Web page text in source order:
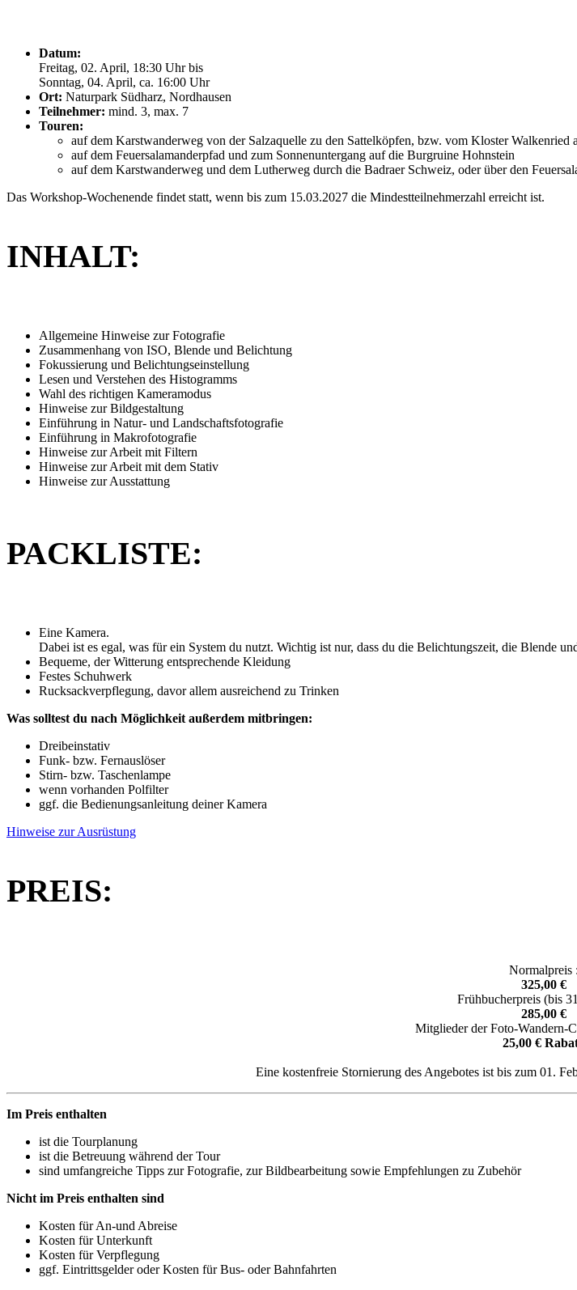
Datum:
Freitag, 02. April, 18:30 Uhr bis
Sonntag, 04. April, ca. 16:00 Uhr
Ort: Naturpark Südharz, Nordhausen
Teilnehmer: mind. 3, max. 7
Touren:
auf dem Karstwanderweg von der Salzaquelle zu den Sattelköpfen, bzw. vom Kloster Walkenried
auf dem Feuersalamanderpfad und zum Sonnenuntergang auf die Burgruine Hohnstein
auf dem Karstwanderweg und dem Lutherweg durch die Badraer Schweiz, oder über den
Das Workshop-Wochenende findet statt, wenn bis zum 15.03.2027 die Mindestteilnehmerzahl erreicht ist.
INHALT:
Allgemeine Hinweise zur Fotografie
Zusammenhang von ISO, Blende und Belichtung
Fokussierung und Belichtungseinstellung
Lesen und Verstehen des Histogramms
Wahl des richtigen Kameramodus
Hinweise zur Bildgestaltung
Einführung in Natur- und Landschaftsfotografie
Einführung in Makrofotografie
Hinweise zur Arbeit mit Filtern
Hinweise zur Arbeit mit dem Stativ
Hinweise zur Ausstattung
PACKLISTE:
Eine Kamera.
Dabei ist es egal, was für ein System du nutzt. Wichtig ist nur, dass du die Belichtungszeit, die Blende
Bequeme, der Witterung entsprechende Kleidung
Festes Schuhwerk
Rucksackverpflegung, davor allem ausreichend zu Trinken
Was solltest du nach Möglichkeit außerdem mitbringen:
Dreibeinstativ
Funk- bzw. Fernauslöser
Stirn- bzw. Taschenlampe
wenn vorhanden Polfilter
ggf. die Bedienungsanleitung deiner Kamera
Hinweise zur Ausrüstung
PREIS:
Normalpreis :
325,00 €
Frühbucherpreis (bis
285,00 €
Mitglieder der Foto-Wandern-
25,00 €
Eine kostenfreie Stornierung des Angebotes ist bis zum 01.
Im Preis enthalten
ist die Tourplanung
ist die Betreuung während der Tour
sind umfangreiche Tipps zur Fotografie, zur Bildbearbeitung sowie Empfehlungen zu Zubehör
Nicht im Preis enthalten sind
Kosten für An-und Abreise
Kosten für Unterkunft
Kosten für Verpflegung
ggf. Eintrittsgelder oder Kosten für Bus- oder Bahnfahrten